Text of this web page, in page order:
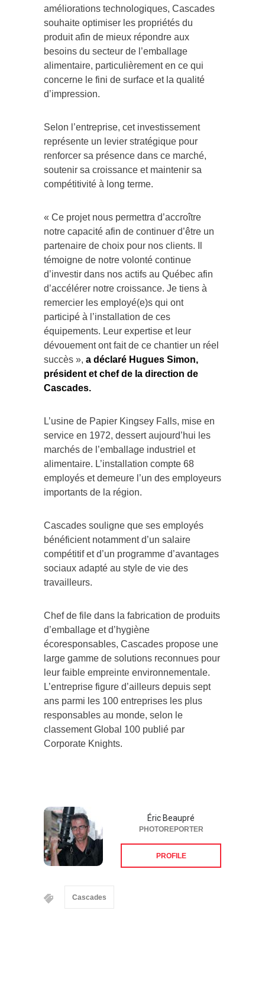
améliorations technologiques, Cascades
souhaite optimiser les propriétés du
produit afin de mieux répondre aux
besoins du secteur de l’emballage
alimentaire, particulièrement en ce qui
concerne le fini de surface et la qualité
d’impression.
Selon l’entreprise, cet investissement
représente un levier stratégique pour
renforcer sa présence dans ce marché,
soutenir sa croissance et maintenir sa
compétitivité à long terme.
« Ce projet nous permettra d’accroître
notre capacité afin de continuer d’être un
partenaire de choix pour nos clients. Il
témoigne de notre volonté continue
d’investir dans nos actifs au Québec afin
d’accélérer notre croissance. Je tiens à
remercier les employé(e)s qui ont
participé à l’installation de ces
équipements. Leur expertise et leur
dévouement ont fait de ce chantier un réel
succès », a déclaré Hugues Simon,
président et chef de la direction de
Cascades.
L’usine de Papier Kingsey Falls, mise en
service en 1972, dessert aujourd’hui les
marchés de l’emballage industriel et
alimentaire. L’installation compte 68
employés et demeure l’un des employeurs
importants de la région.
Cascades souligne que ses employés
bénéficient notamment d’un salaire
compétitif et d’un programme d’avantages
sociaux adapté au style de vie des
travailleurs.
Chef de file dans la fabrication de produits
d’emballage et d’hygiène
écoresponsables, Cascades propose une
large gamme de solutions reconnues pour
leur faible empreinte environnementale.
L’entreprise figure d’ailleurs depuis sept
ans parmi les 100 entreprises les plus
responsables au monde, selon le
classement Global 100 publié par
Corporate Knights.
Éric Beaupré
PHOTOREPORTER
PROFILE
Cascades